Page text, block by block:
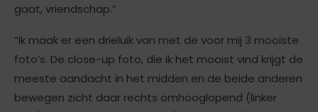
gaat, vriendschap.”
“Ik maak er een drieluik van met de voor mij 3 mooiste
foto’s. De close-up foto, die ik het mooist vind krijgt de
meeste aandacht in het midden en de beide anderen
bewegen zicht daar rechts omhooglopend (linker